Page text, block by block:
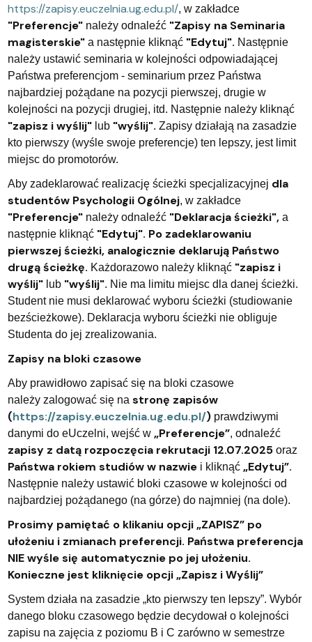
https://zapisy.euczelnia.ug.edu.pl/, w zakładce
"Preferencje"należy odnaleźć "Zapisy na Seminaria
magisterskie" a następnie kliknąć "Edytuj". Następnie
należy ustawić seminaria w kolejności odpowiadającej
Państwa preferencjom - seminarium przez Państwa
najbardziej pożądane na pozycji pierwszej, drugie w
kolejności na pozycji drugiej, itd. Następnie należy kliknąć
"zapisz i wyślij"lub "wyślij". Zapisy działają na zasadzie
kto pierwszy (wyśle swoje preferencje) ten lepszy, jest limit
miejsc do promotorów.
Aby zadeklarować realizację ścieżki specjalizacyjnej dla
studentów Psychologii Ogólnej, w zakładce
"Preferencje"należy odnaleźć "Deklaracja ścieżki", a
następnie kliknąć "Edytuj". Po zadeklarowaniu
pierwszej ścieżki, analogicznie deklarują Państwo
drugą ścieżkę. Każdorazowo należy kliknąć "zapisz i
wyślij"lub "wyślij". Nie ma limitu miejsc dla danej ścieżki.
Student nie musi deklarować wyboru ścieżki (studiowanie
bezścieżkowe). Deklaracja wyboru ścieżki nie obliguje
Studenta do jej zrealizowania.
Zapisy na bloki czasowe
Aby prawidłowo zapisać się na bloki czasowe
należy zalogować się nastronę zapisów
(https://zapisy.euczelnia.ug.edu.pl/)prawdziwymi
danymi do eUczelni, wejść w „Preferencje”, odnaleźć
zapisy z datą rozpoczęcia rekrutacji 12.07.2025 oraz
Państwa rokiem studiów w nazwiei kliknąć „Edytuj”.
Następnie należy ustawić bloki czasowe w kolejności od
najbardziej pożądanego (na górze) do najmniej (na dole).
Prosimy pamiętać o klikaniu opcji „ZAPISZ” po
ułożeniu i zmianach preferencji. Państwa preferencja
NIE wyśle się automatycznie po jej ułożeniu.
Konieczne jest kliknięcie opcji „Zapisz i Wyślij”
System działa na zasadzie „kto pierwszy ten lepszy”. Wybór
danego bloku czasowego będzie decydował o kolejności
zapisu na zajęcia z poziomu B i C zarówno w semestrze